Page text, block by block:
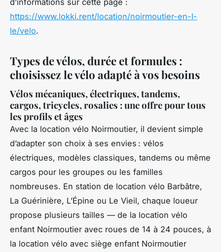
https://www.lokki.rent/location/noirmoutier-en-l-
le/velo.
Types de vélos, durée et formules :
choisissez le vélo adapté à vos besoins
Vélos mécaniques, électriques, tandems,
cargos, tricycles, rosalies : une offre pour tous
les profils et âges
Avec la location vélo Noirmoutier, il devient simple
d’adapter son choix à ses envies : vélos
électriques, modèles classiques, tandems ou même
cargos pour les groupes ou les familles
nombreuses. En station de location vélo Barbâtre,
La Guérinière, L’Épine ou Le Vieil, chaque loueur
propose plusieurs tailles — de la location vélo
enfant Noirmoutier avec roues de 14 à 24 pouces, à
la location vélo avec siège enfant Noirmoutier